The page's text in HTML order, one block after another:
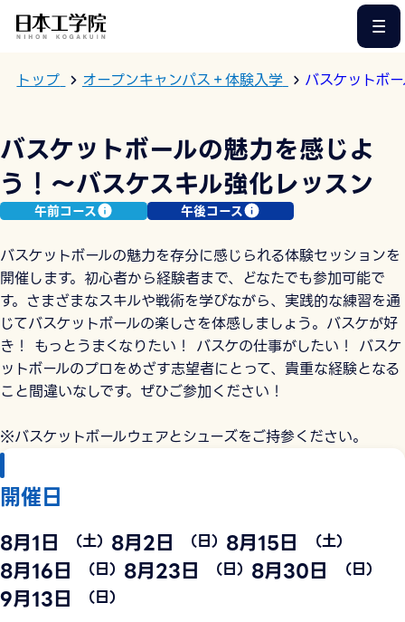
トップ オープンキャンパス＋体験入学 バスケットボ
バスケットボールの魅力を感じよ
う！〜バスケスキル強化レッスン
午前コース 午後コース
バスケットボールの魅力を存分に感じられる体験セッションを
開催します。初心者から経験者まで、どなたでも参加可能で
す。さまざまなスキルや戦術を学びながら、実践的な練習を通
じてバスケットボールの楽しさを体感しましょう。バスケが好
き！ もっとうまくなりたい！ バスケの仕事がしたい！ バスケ
ットボールのプロをめざす志望者にとって、貴重な経験となる
こと間違いなしです。ぜひご参加ください！
※バスケットボールウェアとシューズをご持参ください。
開催日
8月1日 （土） 8月2日 （日） 8月15日 （土）
8月16日 （日） 8月23日 （日） 8月30日 （日）
9月13日 （日）